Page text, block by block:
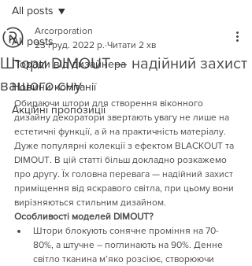
All posts
Поради від дизайнера
Новини компанії
Акційні пропозиції
All posts
Штори DIMOUT — надійний захист
вашого сну
Arcorporation
23 груд. 2022 р. Читати 2 хв
Обираючи штори для створення віконного
дизайну декоратори звертають увагу не лише на
естетичні функції, а й на практичність матеріалу.
Дуже популярні колекції з ефектом BLACKOUT та
DIMOUT. В цій статті більш докладно розкажемо
про другу. Їх головна перевага — надійний захист
приміщення від яскравого світла, при цьому вони
вирізняються стильним дизайном.
Особливості моделей DIMOUT?
Штори блокують сонячне проміння на 70-
80%, а штучне – поглинають на 90%. Денне
світло тканина м’яко розсіює, створюючи